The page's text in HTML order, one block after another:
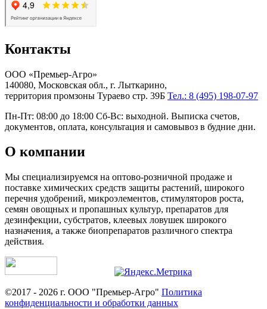
Контакты
ООО «Премьер-Агро»
140080, Московская обл., г. Лыткарино,
территория промзоны Тураево стр. 39Б Тел.: 8 (495) 198-07-97
Пн-Пт: 08:00 до 18:00 Сб-Вс: выходной. Выписка счетов,
документов, оплата, консультация и самовывоз в будние дни.
О компании
Мы специализируемся на оптово-розничной продаже и
поставке химических средств защиты растений, широкого
перечня удобрений, микроэлементов, стимуляторов роста,
семян овощных и пропашных культур, препаратов для
дезинфекции, субстратов, клеевых ловушек широкого
назначения, а также биопрепаратов различного спектра
действия.
©2017 - 2026 г. ООО "Премьер-Агро" Политика
конфиденциальности и обработки данных